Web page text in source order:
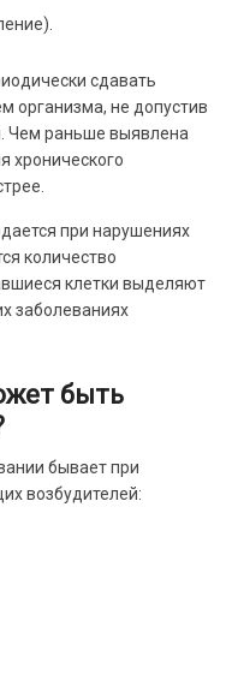
сдавать
организма, не допустив
Чем раньше выявлена
хронического
при нарушениях
количество
клетки выделяют
заболеваниях
быть
бывает при
возбудителей: